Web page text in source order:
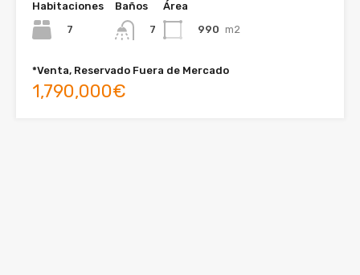
Habitaciones
7
Baños
7
Área
990 m2
*Venta, Reservado Fuera de Mercado
1,790,000€